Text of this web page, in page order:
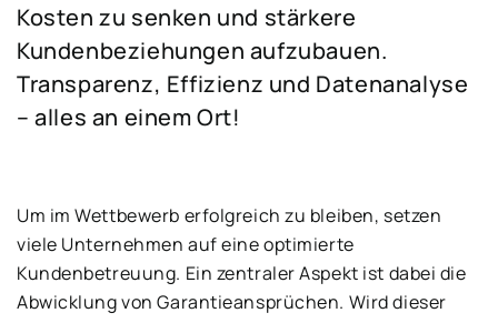
Kosten zu senken und stärkere
Kundenbeziehungen aufzubauen.
Transparenz, Effizienz und Datenanalyse
– alles an einem Ort!
Um im Wettbewerb erfolgreich zu bleiben, setzen
viele Unternehmen auf eine optimierte
Kundenbetreuung. Ein zentraler Aspekt ist dabei die
Abwicklung von Garantieansprüchen. Wird dieser